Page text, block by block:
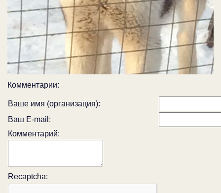
Комментарии:
Ваше имя (организация):
Ваш E-mail:
Комментарий:
Recaptcha: